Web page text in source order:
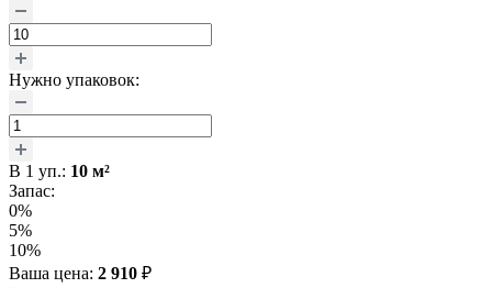
Нужно упаковок:
В 1 уп.: 10 м²
Запас:
0%
5%
10%
Ваша цена: 2 910 ₽